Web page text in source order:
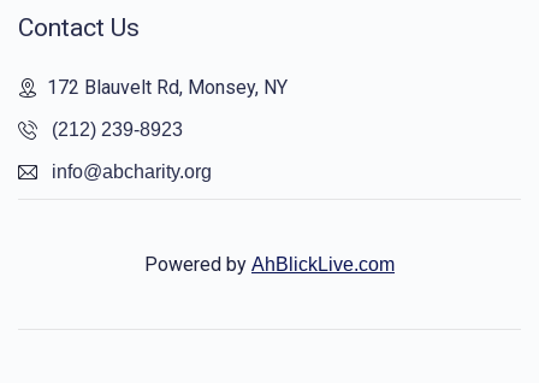
Contact Us
172 Blauvelt Rd, Monsey, NY
(212) 239-8923
info@abcharity.org
Powered by AhBlickLive.com